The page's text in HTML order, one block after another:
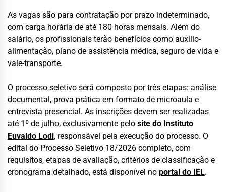
As vagas são para contratação por prazo indeterminado,
com carga horária de até 180 horas mensais. Além do
salário, os profissionais terão benefícios como auxílio-
alimentação, plano de assistência médica, seguro de vida e
vale-transporte.
O processo seletivo será composto por três etapas: análise
documental, prova prática em formato de microaula e
entrevista presencial. As inscrições devem ser realizadas
até 1º de julho, exclusivamente pelo site do Instituto
Euvaldo Lodi, responsável pela execução do processo. O
edital do Processo Seletivo 18/2026 completo, com
requisitos, etapas de avaliação, critérios de classificação e
cronograma detalhado, está disponível no portal do IEL.